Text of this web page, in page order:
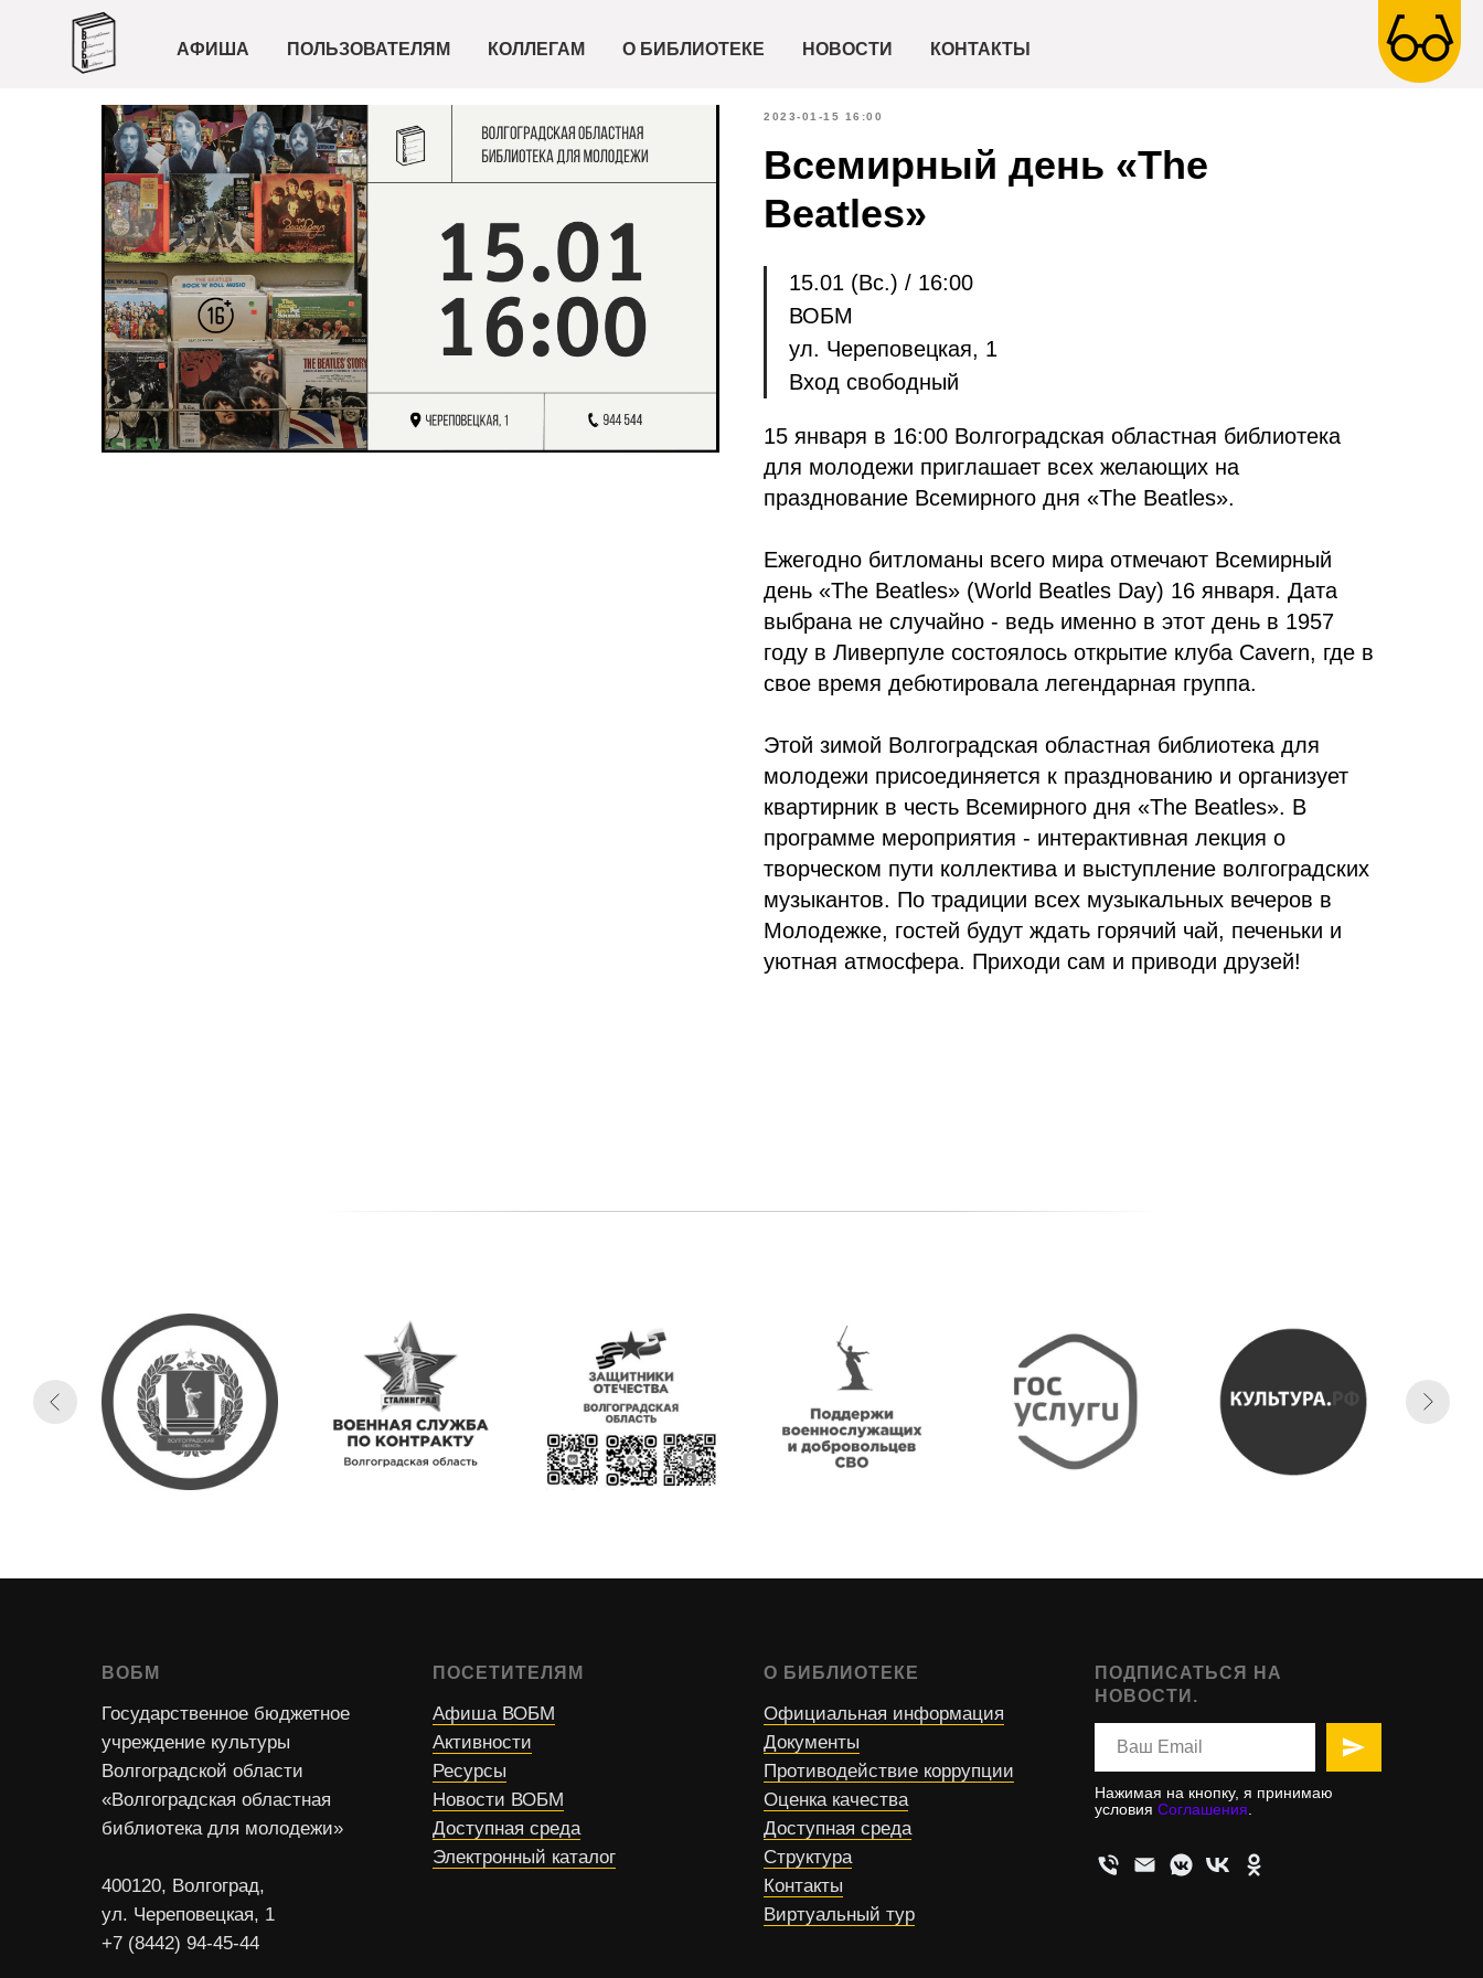
АФИША ПОЛЬЗОВАТЕЛЯМ КОЛЛЕГАМ О БИБЛИОТЕКЕ НОВОСТИ КОНТАКТЫ
2023-01-15 16:00
Всемирный день «The
Beatles»
15.01 (Вс.) / 16:00
ВОБМ
ул. Череповецкая, 1
Вход свободный
15 января в 16:00 Волгоградская областная библиотека
для молодежи приглашает всех желающих на
празднование Всемирного дня «The Beatles».
Ежегодно битломаны всего мира отмечают Всемирный
день «The Beatles» (World Beatles Day) 16 января. Дата
выбрана не случайно - ведь именно в этот день в 1957
году в Ливерпуле состоялось открытие клуба Cavern, где в
свое время дебютировала легендарная группа.
Этой зимой Волгоградская областная библиотека для
молодежи присоединяется к празднованию и организует
квартирник в честь Всемирного дня «The Beatles». В
программе мероприятия - интерактивная лекция о
творческом пути коллектива и выступление волгоградских
музыкантов. По традиции всех музыкальных вечеров в
Молодежке, гостей будут ждать горячий чай, печеньки и
уютная атмосфера. Приходи сам и приводи друзей!
ВОБМ
Государственное бюджетное
учреждение культуры
Волгоградской области
«Волгоградская областная
библиотека для молодежи»
400120, Волгоград,
ул. Череповецкая, 1
+7 (8442) 94-45-44
ПОСЕТИТЕЛЯМ
Афиша ВОБМ
Активности
Ресурсы
Новости ВОБМ
Доступная среда
Электронный каталог
О БИБЛИОТЕКЕ
Официальная информация
Документы
Противодействие коррупции
Оценка качества
Доступная среда
Структура
Контакты
Виртуальный тур
ПОДПИСАТЬСЯ НА
НОВОСТИ.
Нажимая на кнопку, я принимаю
условия Соглашения